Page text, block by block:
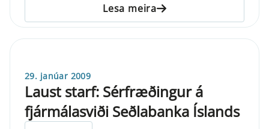
Lesa meira
29. janúar 2009
Laust starf: Sérfræðingur á
fjármálasviði Seðlabanka Íslands